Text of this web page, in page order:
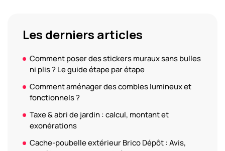
Les derniers articles
Comment poser des stickers muraux sans bulles
ni plis ? Le guide étape par étape
Comment aménager des combles lumineux et
fonctionnels ?
Taxe & abri de jardin : calcul, montant et
exonérations
Cache-poubelle extérieur Brico Dépôt : Avis,